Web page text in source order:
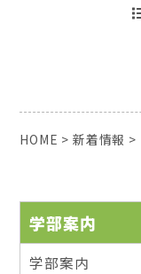
HOME > 新着情報 >
学部案内
学部案内